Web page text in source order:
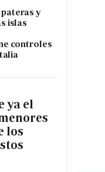
y
islas
controles
ya el
los